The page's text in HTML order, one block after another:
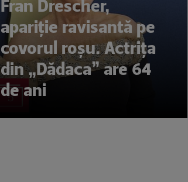
5
Fran Drescher,
apariție ravisantă pe
covorul roșu. Actrița
din „Dădaca” are 64
de ani